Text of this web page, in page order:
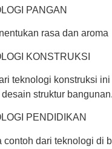
PANGAN
rasa dan aroma
KONSTRUKSI
teknologi konstruksi
desain struktur
PENDIDIKAN
contoh dari teknologi di